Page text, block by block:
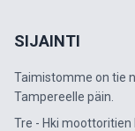
SIJAINTI
Taimistomme on tie
Tampereelle päin.
Tre - Hki moottoritien